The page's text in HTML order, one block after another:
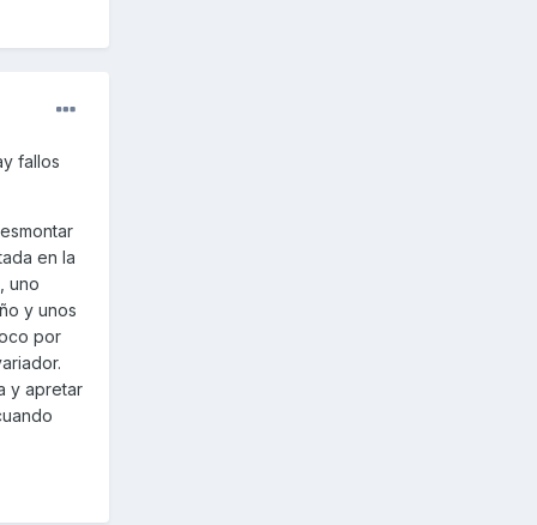
fallos
en la
uno
y unos
por
y apretar